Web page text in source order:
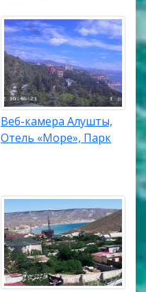
Веб-камера Алушты,
Отель «Море», Парк